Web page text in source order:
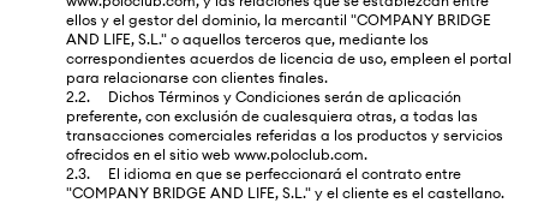
ellos y el gestor del dominio, la mercantil "COMPANY BRIDGE
AND LIFE, S.L." o aquellos terceros que, mediante los
correspondientes acuerdos de licencia de uso, empleen el portal
para relacionarse con clientes finales.
2.2. Dichos Términos y Condiciones serán de aplicación
preferente, con exclusión de cualesquiera otras, a todas las
transacciones comerciales referidas a los productos y servicios
ofrecidos en el sitio web www.poloclub.com.
2.3. El idioma en que se perfeccionará el contrato entre
"COMPANY BRIDGE AND LIFE, S.L." y el cliente es el castellano.